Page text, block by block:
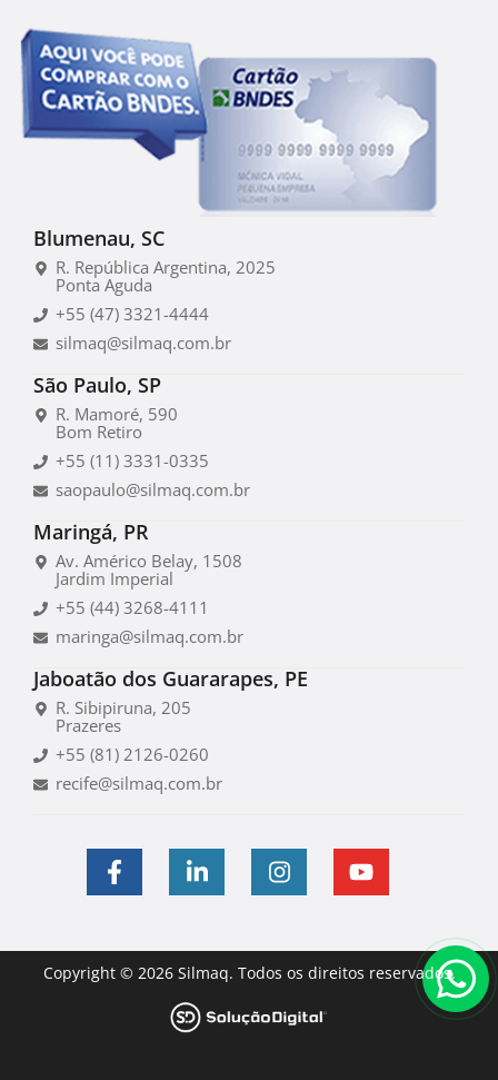
Blumenau, SC
R. República Argentina, 2025
Ponta Aguda
+55 (47) 3321-4444
silmaq@silmaq.com.br
São Paulo, SP
R. Mamoré, 590
Bom Retiro
+55 (11) 3331-0335
saopaulo@silmaq.com.br
Maringá, PR
Av. Américo Belay, 1508
Jardim Imperial
+55 (44) 3268-4111
maringa@silmaq.com.br
Jaboatão dos Guararapes, PE
R. Sibipiruna, 205
Prazeres
+55 (81) 2126-0260
recife@silmaq.com.br
Copyright © 2026 Silmaq. Todos os direitos reservados.